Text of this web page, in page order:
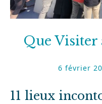
Que Visiter
6 février
11 lieux